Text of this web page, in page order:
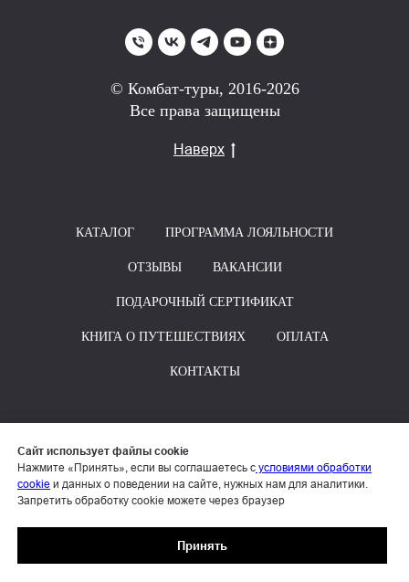
© Комбат-туры, 2016-2026
Все права защищены
Наверх
КАТАЛОГ ПРОГРАММА ЛОЯЛЬНОСТИ
ОТЗЫВЫ ВАКАНСИИ
ПОДАРОЧНЫЙ СЕРТИФИКАТ
КНИГА О ПУТЕШЕСТВИЯХ ОПЛАТА
КОНТАКТЫ
info@kombat-tour.ru
НАПИСАТЬ ПИСЬМО ДИРЕКТОРУ
Сайт использует файлы cookie
Нажмите «Принять», если вы соглашаетесь с условиями обработки
cookie и данных о поведении на сайте, нужных нам для аналитики.
Запретить обработку cookie можете через браузер
Принять